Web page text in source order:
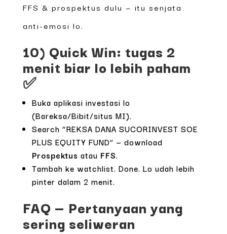
FFS & prospektus dulu — itu senjata
anti-emosi lo.
10) Quick Win: tugas 2
menit biar lo lebih paham
✅
Buka aplikasi investasi lo
(Bareksa/Bibit/situs MI).
Search “REKSA DANA SUCORINVEST SOE
PLUS EQUITY FUND” — download
Prospektus atau FFS.
Tambah ke watchlist. Done. Lo udah lebih
pinter dalam 2 menit.
FAQ — Pertanyaan yang
sering seliweran